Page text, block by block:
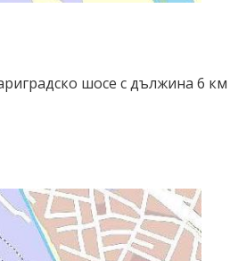
шосе с дължина 6